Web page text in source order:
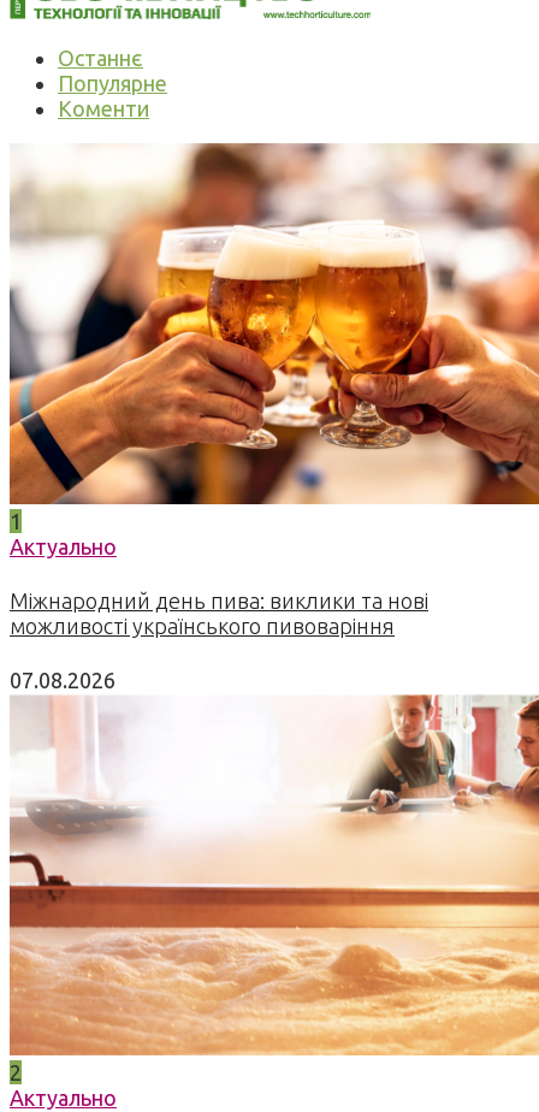
Останнє
Популярне
Коменти
1
Актуально
Міжнародний день пива: виклики та нові
можливості українського пивоваріння
07.08.2026
2
Актуально